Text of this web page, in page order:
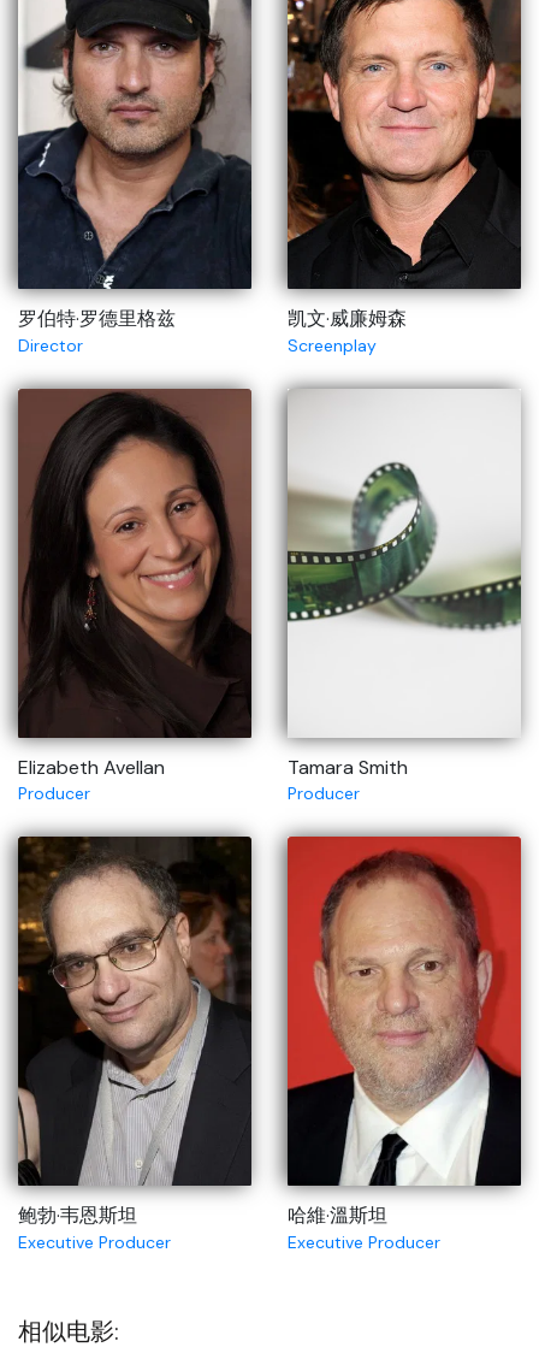
罗伯特·罗德里格兹
Director
凯文·威廉姆森
Screenplay
Elizabeth Avellan
Producer
Tamara Smith
Producer
鲍勃·韦恩斯坦
Executive Producer
哈維·溫斯坦
Executive Producer
相似电影: